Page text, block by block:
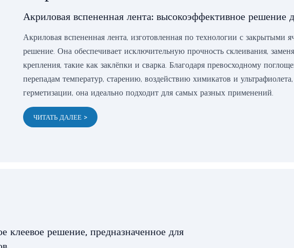
Акриловая вспененная лента: высокоэффективное решение
Акриловая вспененная лента, изготовленная по технологии с закрытыми
решение. Она обеспечивает исключительную прочность склеивания,
крепления, такие как заклёпки и сварка. Благодаря превосходному
перепадам температур, старению, воздействию химикатов и
герметизации, она идеально подходит для самых разных применений.
ЧИТАТЬ ДАЛЕЕ >
клеевое решение, предназначенное для